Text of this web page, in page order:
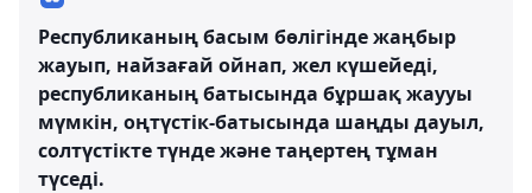
Республиканың басым бөлігінде жаңбыр
жауып, найзағай ойнап, жел күшейеді,
республиканың батысында бұршақ жаууы
мүмкін, оңтүстік-батысында шаңды дауыл,
солтүстікте түнде және таңертең тұман
түседі.